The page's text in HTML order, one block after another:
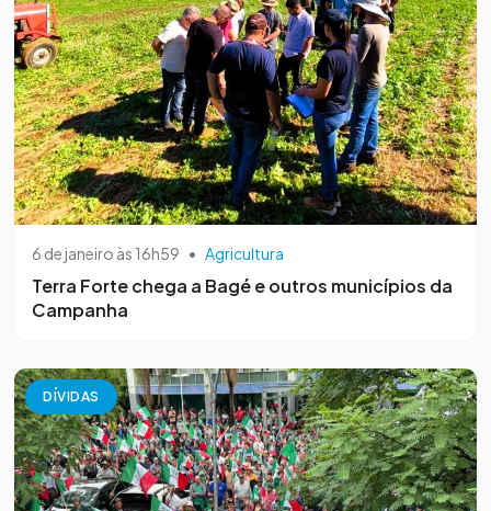
6 de janeiro às 16h59 • Agricultura
Terra Forte chega a Bagé e outros municípios da
Campanha
DÍVIDAS